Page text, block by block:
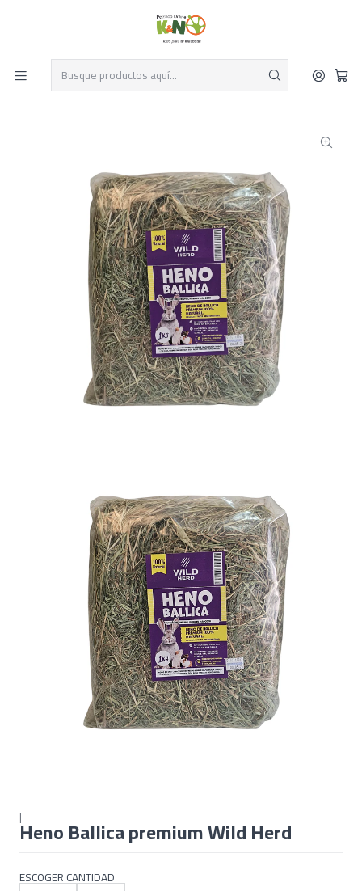
Despacho el mismo día y envío gratis por compras sobre $19.990
Leer más
Alimentos para Cuy
Heno Ballica premium Wild Herd
|
Heno Ballica premium Wild Herd
ESCOGER CANTIDAD